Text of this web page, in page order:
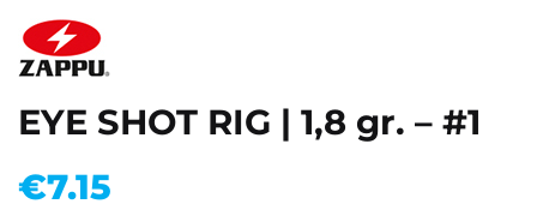
EYE SHOT RIG | 1,8 gr. – #1
€7.15